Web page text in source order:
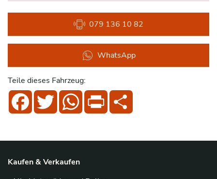
079 136 10 82
WhatsApp
Teile dieses Fahrzeug:
FacebookTwitterWhatsAppPrint
Kaufen & Verkaufen